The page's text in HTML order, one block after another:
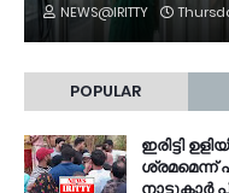
NEWS@IRITTY
POPULAR
ഇരിട്ടി
ശ്രമമെന്ന്